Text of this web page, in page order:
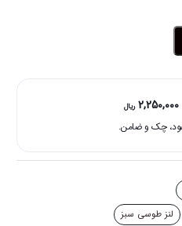
2,250,000 ریال
لنز طوسی سبز